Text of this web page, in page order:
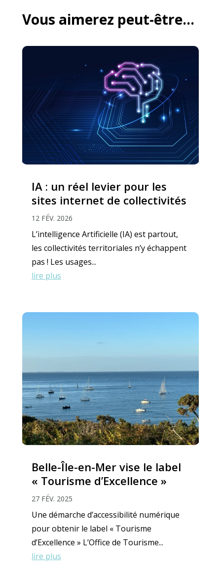
Vous aimerez peut-être…
IA : un réel levier pour les
sites internet de collectivités
12 FÉV. 2026
L’intelligence Artificielle (IA) est partout,
les collectivités territoriales n’y échappent
pas ! Les usages...
lire plus
Belle-Île-en-Mer vise le label
« Tourisme d’Excellence »
27 FÉV. 2025
Une démarche d’accessibilité numérique
pour obtenir le label « Tourisme
d’Excellence » L’Office de Tourisme...
lire plus